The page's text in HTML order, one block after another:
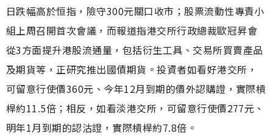
日跌幅高於恒指，險守300元關口收市；股票流動性專責小
組上周召開首次會議，而報道指港交所行政總裁歐冠昇會
從3方面提升港股流通量，包括衍生工具、交易所買賣產品
及期貨等，正研究推出國債期貨。投資者如看好港交所，
可留意行使價360元、今年12月到期的價外認購證，實際槓
桿約11.5倍；相反，如看淡港交所，可留意行使價277元、
明年1月到期的認沽證，實際槓桿約7.8倍。